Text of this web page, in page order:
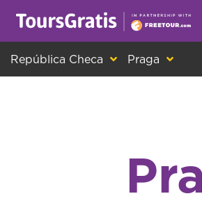
República Checa Praga
¡Este es otro mensaje